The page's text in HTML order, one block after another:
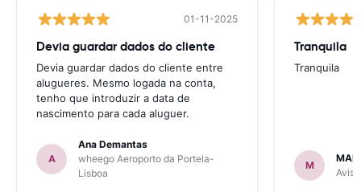
01-11-2025
Devia guardar dados do cliente
Devia guardar dados do cliente entre
alugueres. Mesmo logada na conta,
tenho que introduzir a data de
nascimento para cada aluguer.
A
Ana Demantas
wheego Aeroporto da Portela-
Lisboa
Tranquila
Tranquila
M
Avis